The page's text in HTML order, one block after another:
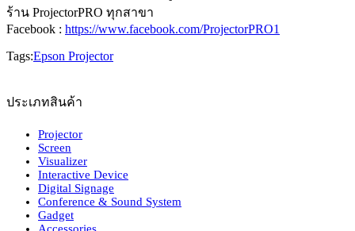
ร้าน ProjectorPRO ทุกสาขา
Facebook : https://www.facebook.com/ProjectorPRO1
Tags:Epson Projector
ประเภทสินค้า
Projector
Screen
Visualizer
Interactive Device
Digital Signage
Conference & Sound System
Gadget
Accessories